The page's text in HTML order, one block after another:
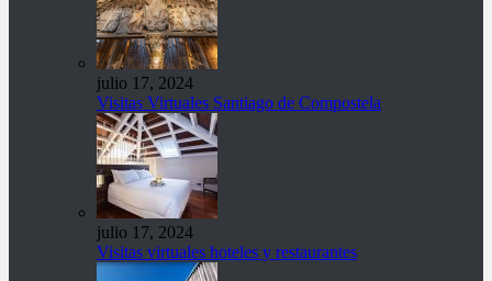
julio 17, 2024
Visitas Virtuales Santiago de Compostela
julio 17, 2024
Visitas virtuales hoteles y restaurantes